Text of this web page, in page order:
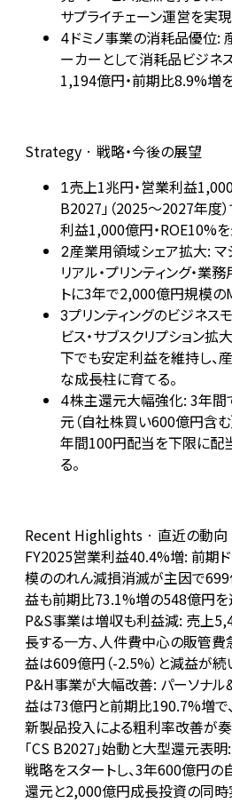
サプライチェーン運営を実現
4ドミノ事業の消耗品優位:
ーカーとして消耗品ビジネ
1,194億円・前期比8.9%増
Strategy · 戦略・今後の展望
1売上1兆円・営業利益
B2027」（2025〜2027年度
利益1,000億円・ROE10%を
2産業用領域シェア拡大: マ
リアル・プリンティング・業
トに3年で2,000億円規模の
3プリンティングのビジネ
ビス・サブスクリプション
下でも安定利益を維持し、
な成長柱に育てる。
4株主還元大幅強化: 3年
元（自社株買い600億円含む
年間100円配当を下限に配
る。
Recent Highlights · 直近の動向
FY2025営業利益40.4%増: 前期
模ののれん減損消滅が主因で699
益も前期比73.1%増の548億円を
P&S事業は増収も利益減: 売上
長する一方、人件費中心の販管費
益は609億円（-2.5%）と減益が続
P&H事業が大幅改善: パーソナ
益は73億円と前期比190.7%増で
新製品投入による粗利率改善が奏
「CS B2027」始動と大型還元表
戦略をスタートし、3年600億円
還元と2,000億円成長投資の同時